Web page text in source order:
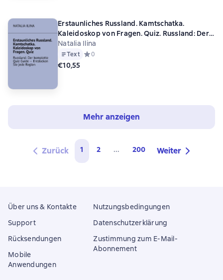
Erstaunliches Russland. Kamtschatka.
Kaleidoskop von Fragen. Quiz. Russland: Der
komplette Quiz Guide — Entdecken Sie jede
Region
Natalia Ilina
Text Средний рейтинг 0 на основе 0 оценок
0
€10,55
Mehr anzeigen
Zurück 1 2 ... 200 Weiter
Über uns & Kontakte
Support
Rücksendungen
Mobile
Anwendungen
Nutzungsbedingungen
Datenschutzerklärung
Zustimmung zum E-Mail-
Abonnement